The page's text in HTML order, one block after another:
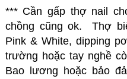
*** Cần gấp thợ nail
chồng cũng ok. Thợ
Pink & White, dipping
trường hoặc tay nghề
Bao lương hoặc bảo